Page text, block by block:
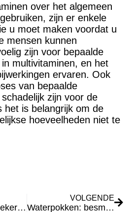
over het algemeen
zijn er enkele
u moet maken voordat u
mensen kunnen
zijn voor bepaalde
multivitaminen, en het
ervaren. Ook
van bepaalde
zijn voor de
het is belangrijk om de
hoeveelheden niet te
Welke autoverzekering moet ik nemen?
VOLGENDE
Waterpokken: besmettelijke virale infectie